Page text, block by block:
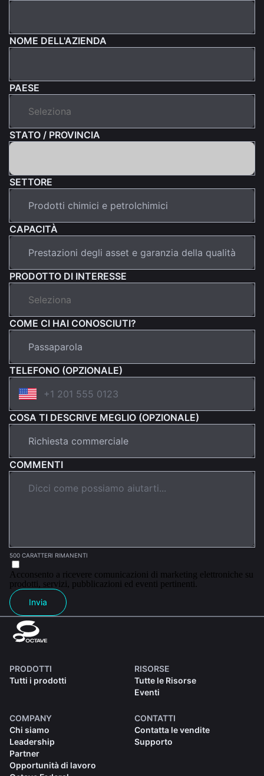
NOME DELL'AZIENDA
PAESE
STATO / PROVINCIA
SETTORE
CAPACITÀ
PRODOTTO DI INTERESSE
COME CI HAI CONOSCIUTI?
TELEFONO (OPZIONALE)
COSA TI DESCRIVE MEGLIO (OPZIONALE)
COMMENTI
500 CARATTERI RIMANENTI
Acconsento a ricevere comunicazioni di marketing elettroniche su
prodotti, servizi, pubblicazioni ed eventi pertinenti.
Invia
PRODOTTI
Tutti i prodotti
RISORSE
Tutte le Risorse
Eventi
COMPANY
Chi siamo
Leadership
Partner
Opportunità di lavoro
CONTATTI
Contatta le vendite
Supporto